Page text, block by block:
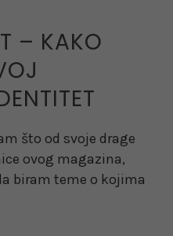
– KAKO
što od svoje drage
ovog magazina,
biram teme o kojima